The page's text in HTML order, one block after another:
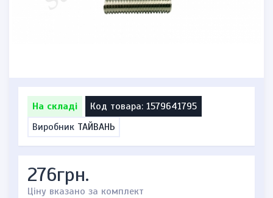
На складі
Код товара: 1579641795
Виробник ТАЙВАНЬ
276грн.
Ціну вказано за комплект